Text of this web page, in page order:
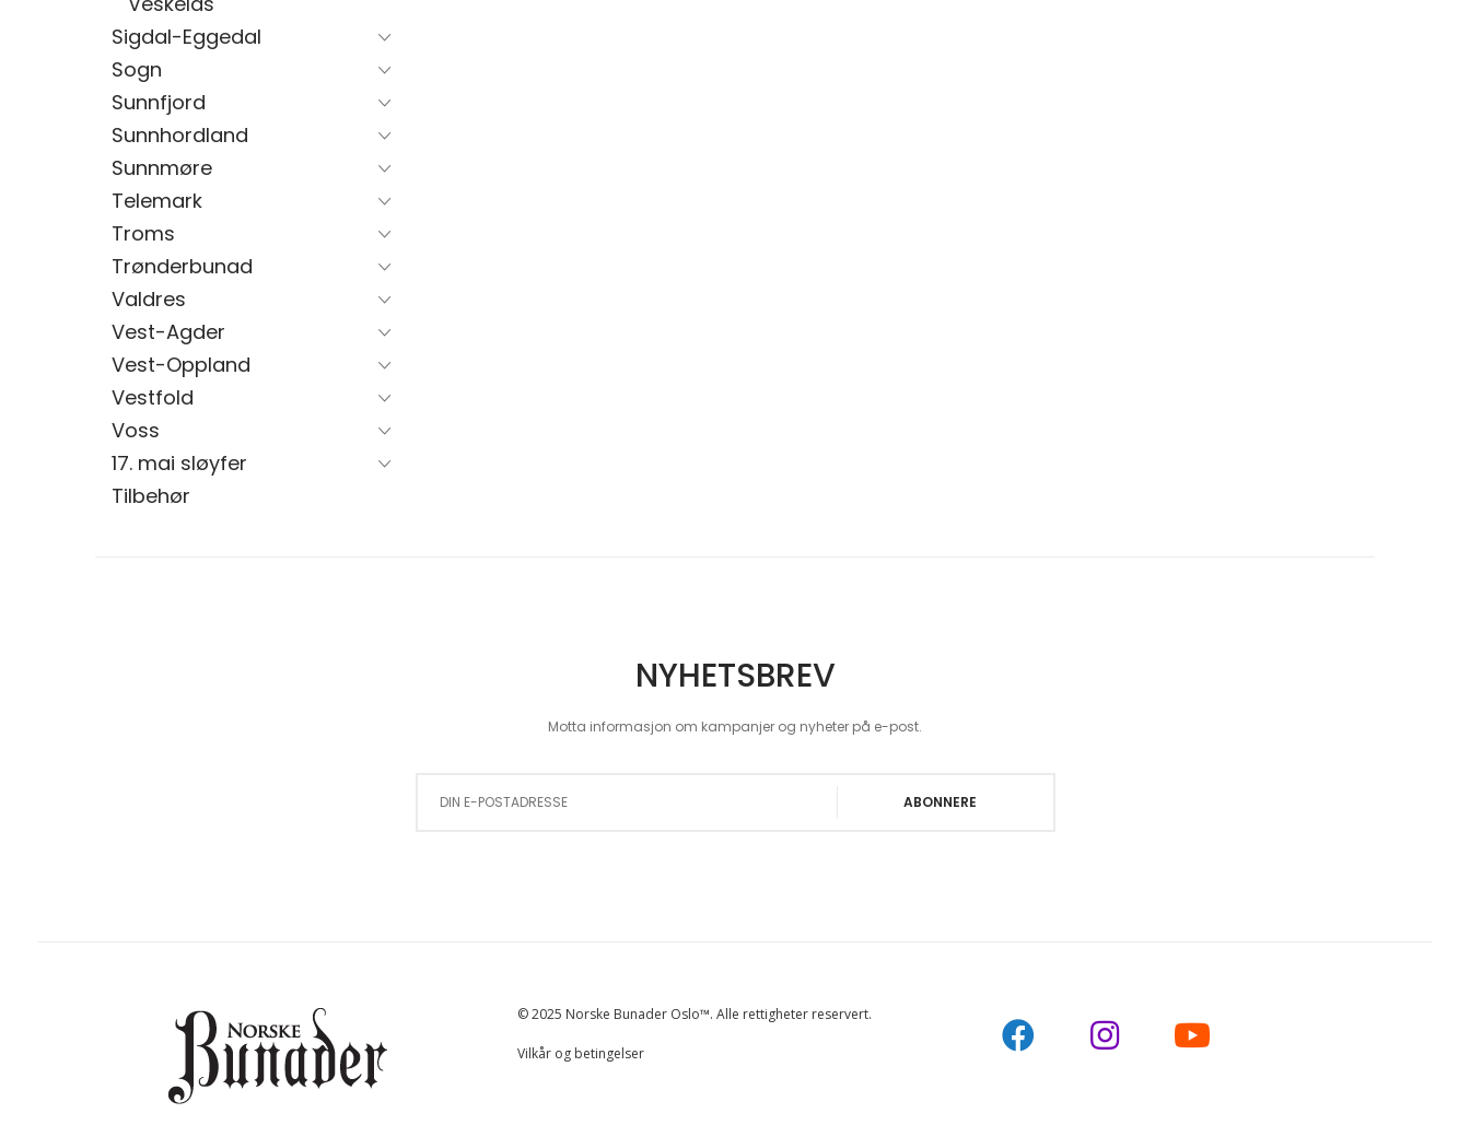
Sigdal-Eggedal
Sogn
Sunnfjord
Sunnhordland
Sunnmøre
Telemark
Troms
Trønderbunad
Valdres
Vest-Agder
Vest-Oppland
Vestfold
Voss
17. mai sløyfer
Tilbehør
NYHETSBREV
Motta informasjon om kampanjer og nyheter på e-post.
ABONNERE
© 2025 Norske Bunader Oslo™. Alle rettigheter reservert.
Vilkår og betingelser